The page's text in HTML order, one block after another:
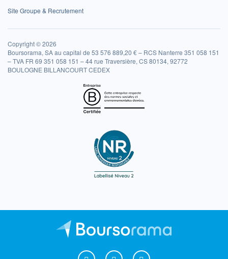
Site Groupe & Recrutement
Copyright © 2026
Boursorama, SA au capital de 53 576 889,20 € – RCS Nanterre 351 058 151
– TVA FR 69 351 058 151 – 44 rue Traversière, CS 80134, 92772
BOULOGNE BILLANCOURT CEDEX